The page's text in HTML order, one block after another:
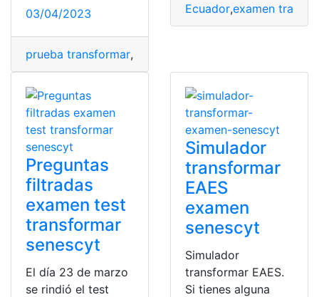
03/04/2023
prueba transformar,
Ecuador,examen
Preguntas
filtradas
examen test
transformar
senescyt
El día 23 de marzo
se rindió el test
Simulador
transformar
EAES
examen
senescyt
Simulador
transformar EAES.
Si tienes alguna